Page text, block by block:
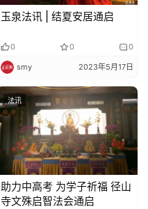
玉泉法讯 | 结夏安居通启
0 0 0
smy 2023年5月17日
法讯
助力中高考 为学子祈福 径山
寺文殊启智法会通启